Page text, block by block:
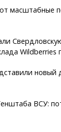
масштабные
Wildberries
новый
ВСУ: